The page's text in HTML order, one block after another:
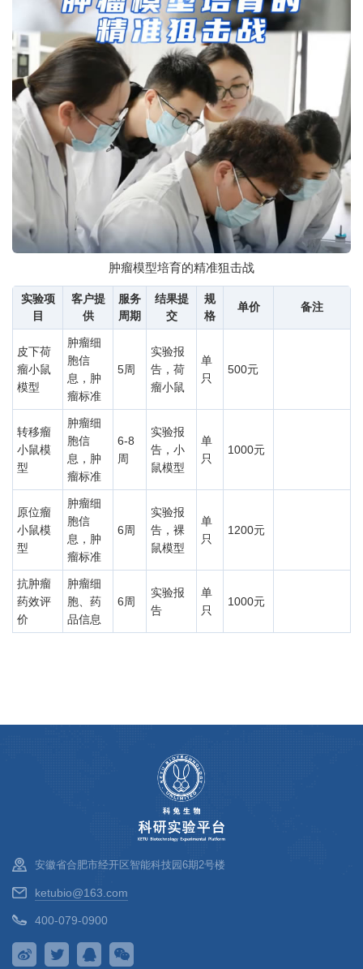
肿瘤模型培育的精准狙击战
实验项
目
客户提
供
服务
周期
结果提
交
规
格
单价 备注
皮下荷
瘤小鼠
模型
肿瘤细
胞信
息，肿
瘤标准
5周
实验报
告，荷
瘤小鼠
单
只
500元
转移瘤
小鼠模
型
肿瘤细
胞信
息，肿
瘤标准
6-8
周
实验报
告，小
鼠模型
单
只
1000元
原位瘤
小鼠模
型
肿瘤细
胞信
息，肿
瘤标准
6周
实验报
告，裸
鼠模型
单
只
1200元
抗肿瘤
药效评
价
肿瘤细
胞、药
品信息
6周
实验报
告
单
只
1000元
安徽省合肥市经开区智能科技园6期2号楼
ketubio@163.com
400-079-0900